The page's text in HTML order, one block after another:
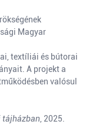
Magyar
textíliái és bútorai
A projekt a
valósul
tájházban , 2025.